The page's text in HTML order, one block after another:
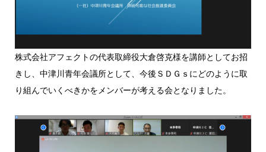
株式会社アフェクトの代表取締役大倉啓克様を講師としてお招
きし、中津川青年会議所として、今後ＳＤＧｓにどのように取
り組んでいくべきかをメンバーが考える会となりました。